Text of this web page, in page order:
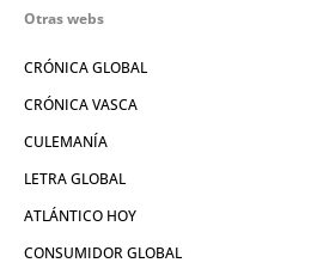
Otras webs
CRÓNICA GLOBAL
CRÓNICA VASCA
CULEMANÍA
LETRA GLOBAL
ATLÁNTICO HOY
CONSUMIDOR GLOBAL